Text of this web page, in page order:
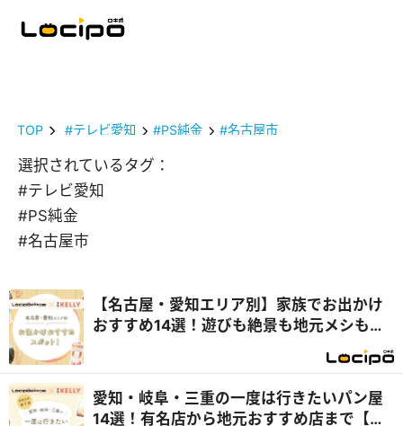
TOP #テレビ愛知 #PS純金 #名古屋市
選択されているタグ：
#テレビ愛知
#PS純金
#名古屋市
【名古屋・愛知エリア別】家族でお出かけ
おすすめ14選！遊びも絶景も地元メシも満
愛知・岐阜・三重の一度は行きたいパン屋
14選！有名店から地元おすすめ店まで【テ